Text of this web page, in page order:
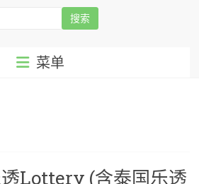
菜单
Lottery (含泰国乐透